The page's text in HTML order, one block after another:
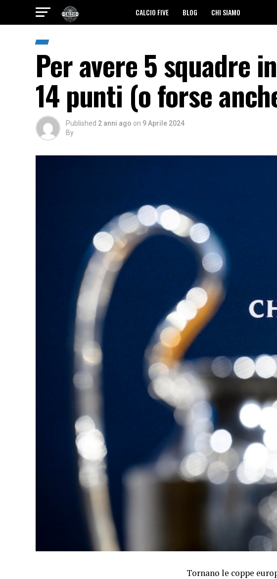
CALCIO FIVE BLOG CHI SIAMO
Per avere 5 squadre
14 punti (o forse
Published 2 anni ago on 9 Aprile 2024
By
Tornano le coppe